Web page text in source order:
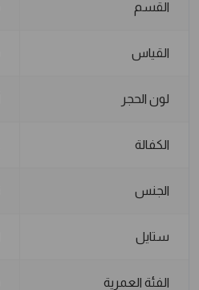
القسم
القياس
لون الحجر
الكفالة
الجنس
ستايل
الفئة العمرية